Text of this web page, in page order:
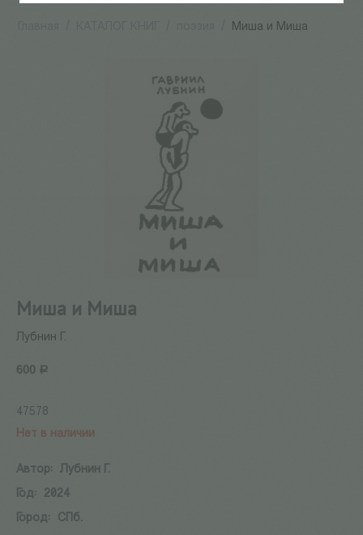
Миша и Миша
Миша и Миша
Лубнин Г.
600 Р
47578
Нет в наличии
Автор:
Лубнин Г.
Год:
2024
Город:
СПб.